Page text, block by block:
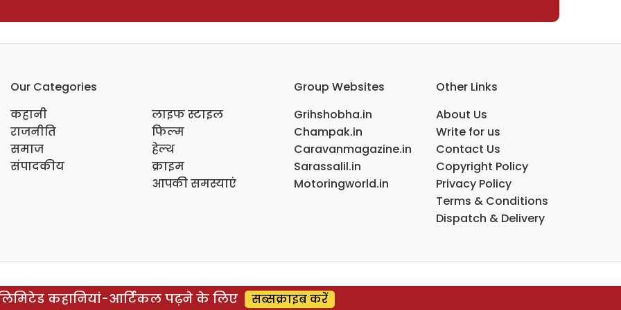
Our Categories
कहानी
राजनीति
समाज
संपादकीय
लाइफ स्टाइल
फिल्म
हेल्थ
क्राइम
आपकी समस्याएं
Group Websites
Grihshobha.in
Champak.in
Caravanmagazine.in
Sarassalil.in
Motoringworld.in
Other Links
About Us
Write for us
Contact Us
Copyright Policy
Privacy Policy
Terms & Conditions
Dispatch & Delivery
कहानियां-आर्टिकल पढ़ने के लिए सब्सक्राइब करें